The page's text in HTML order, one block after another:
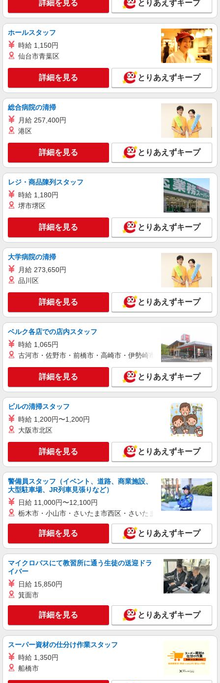
詳細を見る とりあえずキープ
ホールスタッフ
時給 1,150円
仙台市青葉区
詳細を見る とりあえずキープ
総合病院の清掃
月給 257,400円
港区
詳細を見る とりあえずキープ
レジ・商品陳列スタッフ
時給 1,180円
堺市堺区
詳細を見る とりあえずキープ
大学病院の清掃
月給 273,650円
品川区
詳細を見る とりあえずキープ
ベルク各店での店内スタッフ
時給 1,065円
古河市・佐野市・前橋市・高崎市・伊勢崎市・太田市・館林市
詳細を見る とりあえずキープ
ビルの清掃スタッフ
時給 1,200円〜1,200円
大阪市北区
詳細を見る とりあえずキープ
警備員スタッフ（イベント、道路、商業施設、
大型駐車場、JR列車見張りなど）
日給 11,000円〜12,100円
栃木市・小山市・さいたま市西区・さいたま市岩槻区・久喜市・
詳細を見る とりあえずキープ
マイクロバスにて教習所に通う生徒の送迎ドラ
イバー
日給 15,850円
箕面市
詳細を見る とりあえずキープ
スーパー資材の仕分け作業スタッフ
時給 1,350円
船橋市